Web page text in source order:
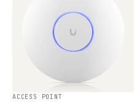
ACCESS POINT